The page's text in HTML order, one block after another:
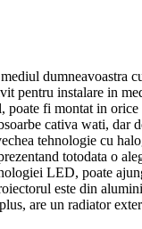
dumneavoastra
pentru instalare in
poate fi montat in
cativa wati, dar
tehnologie cu
totodata o
LED, poate
este din
are un radiator